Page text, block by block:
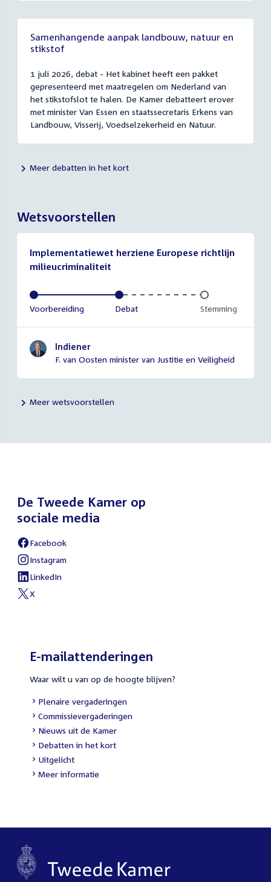
Samenhangende aanpak landbouw, natuur en
stikstof
1 juli 2026, debat - Het kabinet heeft een pakket
gepresenteerd met maatregelen om Nederland van
het stikstofslot te halen. De Kamer debatteert erover
met minister Van Essen en staatssecretaris Erkens van
Landbouw, Visserij, Voedselzekerheid en Natuur.
Meer debatten in het kort
Wetsvoorstellen
Implementatiewet herziene Europese richtlijn
milieucriminaliteit
Voltooid:
Voorbereiding Voltooid:
Debat Onvoltooid:
Stemming
Indiener
F. van Oosten minister van Justitie en Veiligheid
Meer wetsvoorstellen
De Tweede Kamer op
sociale media
External
link:
Facebook
External
link:
Instagram
External
link:
LinkedIn
External
X
E-mailattenderingen
Waar wilt u van op de hoogte blijven?
External
link:
Plenaire vergaderingen
External
link:
Commissievergaderingen
External
link:
Nieuws uit de Kamer
External
link:
Debatten in het kort
External
link:
Uitgelicht
Meer informatie